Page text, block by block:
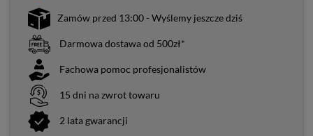
Zamów przed 13:00 - Wyślemy jeszcze dziś
Darmowa dostawa od 500zł*
Fachowa pomoc profesjonalistów
15 dni na zwrot towaru
2 lata gwarancji